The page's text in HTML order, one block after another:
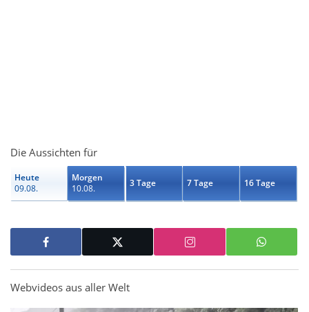
Die Aussichten für
Heute
09.08.
Morgen
10.08.
3 Tage 7 Tage 16 Tage
Webvideos aus aller Welt